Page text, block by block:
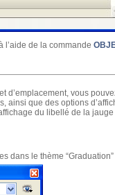
l’aide de la commande
d’emplacement, vous
ainsi que des options
du libellé de la
dans le thème